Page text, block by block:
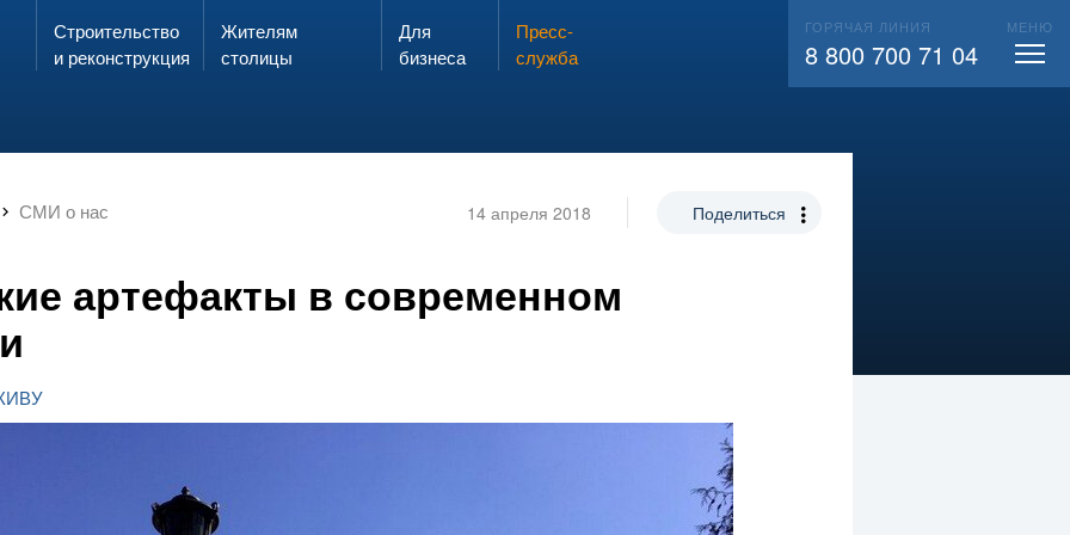
Запах газа?
ЗВОНИ 104 ВЫЗВАТЬ СЛЕСАРЯ
Строительство
и реконструкция
Жителям
столицы
Для
бизнеса
Пресс-
служба
ГОРЯЧАЯ ЛИНИЯ
8 800 700 71 04
МЕНЮ
СМИ о нас 14 апреля 2018 Поделиться
артефакты в современном